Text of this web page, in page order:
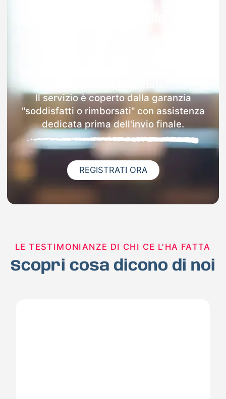
Il servizio è coperto dalla garanzia
"soddisfatti o rimborsati" con assistenza
dedicata prima dell'invio finale.
REGISTRATI ORA
LE TESTIMONIANZE DI CHI CE L'HA FATTA
Scopri cosa dicono di noi